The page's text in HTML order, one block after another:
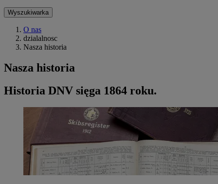
Wyszukiwarka
O nas
dzialalnosc
Nasza historia
Nasza historia
Historia DNV sięga 1864 roku.